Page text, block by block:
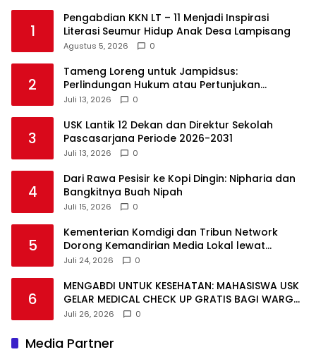
1
Pengabdian KKN LT – 11 Menjadi Inspirasi
Literasi Seumur Hidup Anak Desa Lampisang
Agustus 5, 2026 0
2
Tameng Loreng untuk Jampidsus:
Perlindungan Hukum atau Pertunjukan
Kekuasaan?
Juli 13, 2026 0
3
USK Lantik 12 Dekan dan Direktur Sekolah
Pascasarjana Periode 2026-2031
Juli 13, 2026 0
4
Dari Rawa Pesisir ke Kopi Dingin: Nipharia dan
Bangkitnya Buah Nipah
Juli 15, 2026 0
5
Kementerian Komdigi dan Tribun Network
Dorong Kemandirian Media Lokal lewat
Workshop di Banda Aceh
Juli 24, 2026 0
6
MENGABDI UNTUK KESEHATAN: MAHASISWA USK
GELAR MEDICAL CHECK UP GRATIS BAGI WARGA
DESA AGUSEN
Juli 26, 2026 0
Media Partner